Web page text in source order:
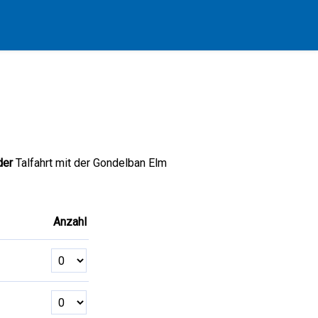
Talfahrt mit der Gondelban Elm
Anzahl
Anzahl Tickets Erwachsene
Anzahl Tickets Senior